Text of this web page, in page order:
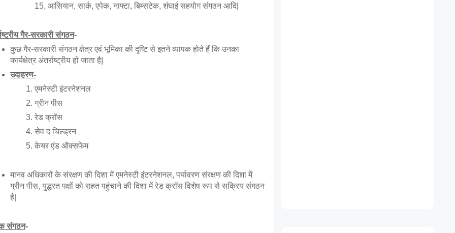
15, आसियान, सार्क, एपेक, नाफ्टा, बिम्सटेक, शंघाई सहयोग संगठन आदि|
गैर-सरकारी संगठन-
कुछ गैर-सरकारी संगठन क्षेत्र एवं भूमिका की दृष्टि से इतने व्यापक होते हैं कि उनका
कार्यक्षेत्र अंतर्राष्ट्रीय हो जाता है|
उदाहरण-
एमनेस्टी इंटरनेशनल
ग्रीन पीस
रेड क्रॉस
सेव द चिल्ड्रन
केयर एंड ऑक्सफेम
मानव अधिकारों के संरक्षण की दिशा में एमनेस्टी इंटरनेशनल, पर्यावरण संरक्षण की दिशा में
ग्रीन पीस, युद्धरत पक्षों को राहत पहुंचाने की दिशा में रेड क्रॉस विशेष रूप से सक्रिय संगठन
है|
संगठन-